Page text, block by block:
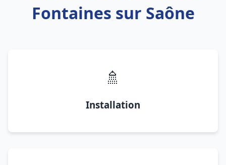
Fontaines sur Saône
🚿
Installation